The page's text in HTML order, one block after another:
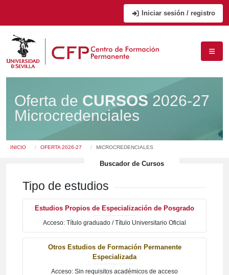
Iniciar sesión / registro
Oferta de CURSOS 2026-27
Microcredenciales
Usted está en:
INICIO OFERTA 2026-27 MICROCREDENCIALES
Buscador de Cursos
Tipo de estudios
Estudios Propios de Especialización de Posgrado
Acceso: Título graduado / Título Universitario Oficial
Otros Estudios de Formación Permanente
Especializada
Acceso: Sin requisitos académicos de acceso